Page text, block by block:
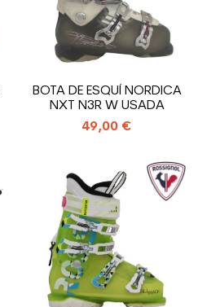
BOTA DE ESQUÍ NORDICA
NXT N3R W USADA
49,00 €